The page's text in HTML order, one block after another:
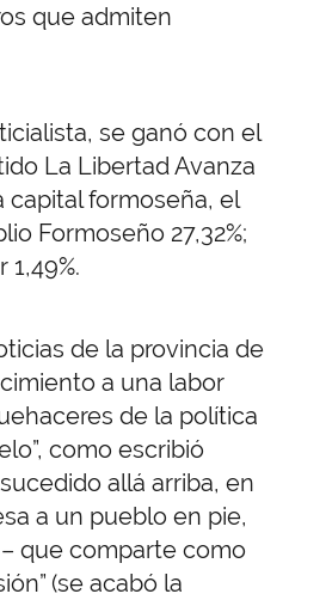
que admiten
se ganó con el
La Libertad Avanza
capital formoseña, el
Formoseño 27,32%;
de la provincia de
a una labor
de la política
como escribió
allá arriba, en
a un pueblo en pie,
que comparte como
(se acabó la